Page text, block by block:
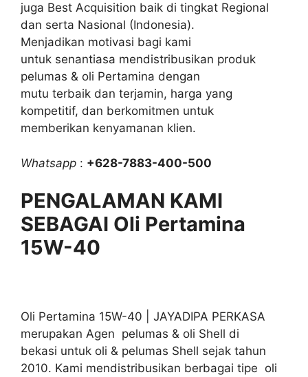
juga Best Acquisition baik di tingkat Regional
dan serta Nasional (Indonesia).
Menjadikan motivasi bagi kami
untuk senantiasa mendistribusikan produk
pelumas & oli Pertamina dengan
mutu terbaik dan terjamin, harga yang
kompetitif, dan berkomitmen untuk
memberikan kenyamanan klien.
Whatsapp : +628-7883-400-500
PENGALAMAN KAMI
SEBAGAI Oli Pertamina
15W-40
Oli Pertamina 15W-40 | JAYADIPA PERKASA
merupakan Agen pelumas & oli Shell di
bekasi untuk oli & pelumas Shell sejak tahun
2010. Kami mendistribusikan berbagai tipe oli